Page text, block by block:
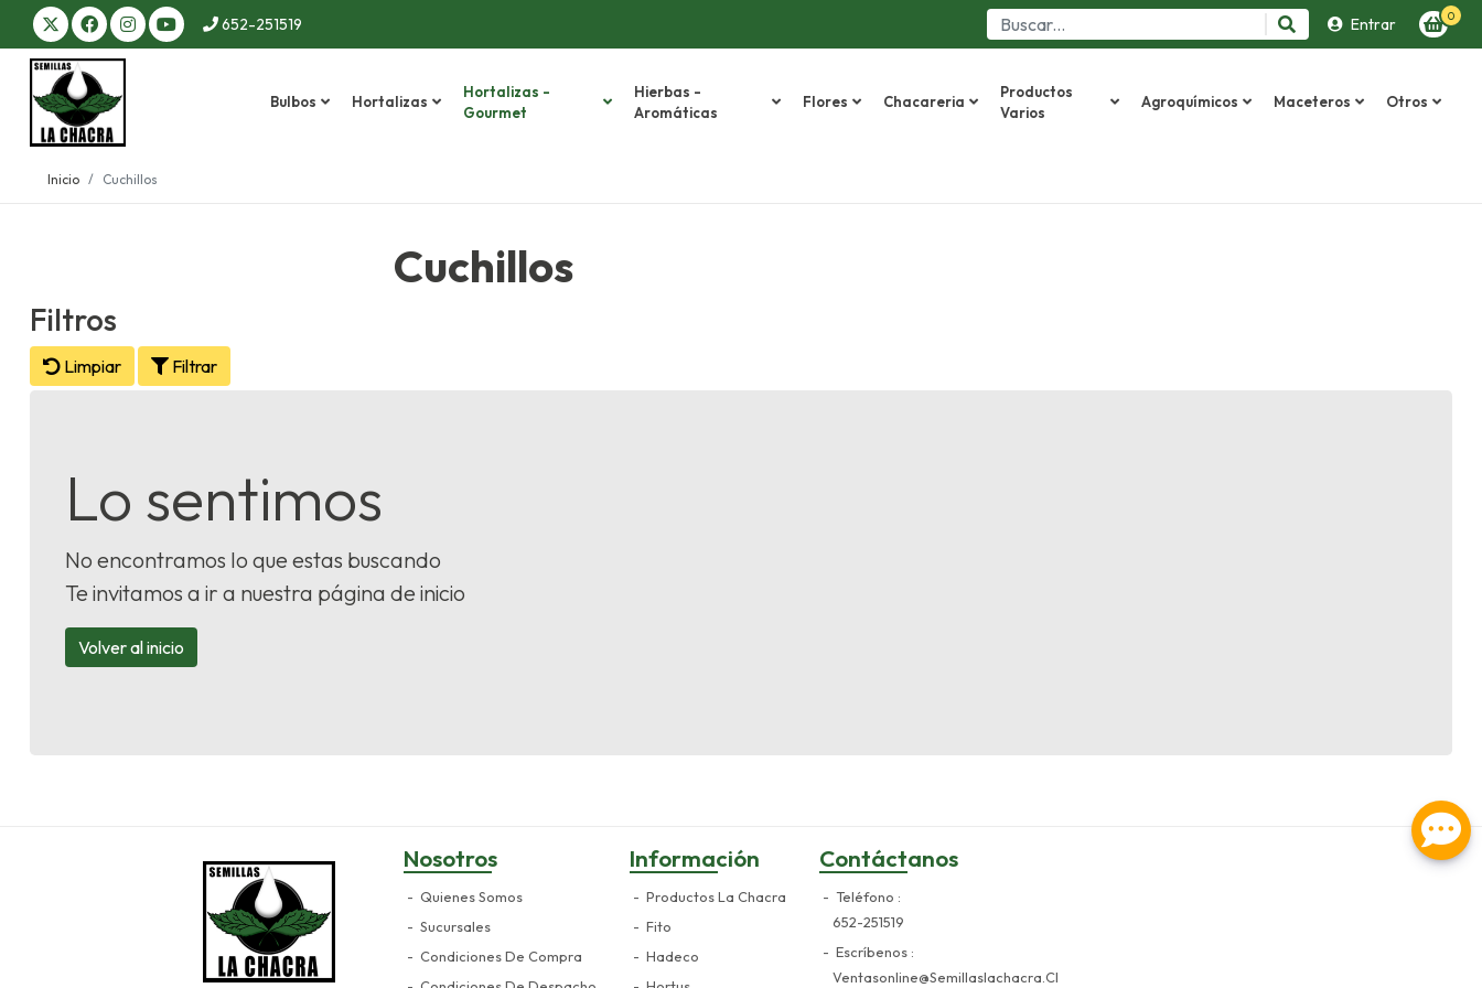
652-251519 Entrar 0
Bulbos Hortalizas
Hortalizas -
Gourmet
Hierbas -
Aromáticas
Flores Chacareria
Productos
Varios
Agroquímicos Maceteros Otros
Inicio Cuchillos
Cuchillos
Filtros
Limpiar Filtrar
Lo sentimos
No encontramos lo que estas buscando
Te invitamos a ir a nuestra página de inicio
Volver al inicio
Nosotros
Quienes Somos
Sucursales
Condiciones De Compra
Información
Productos La Chacra
Fito
Hadeco
Contáctanos
Teléfono
652-251519
Escríbenos
Ventasonline@semillaslachacra.cl